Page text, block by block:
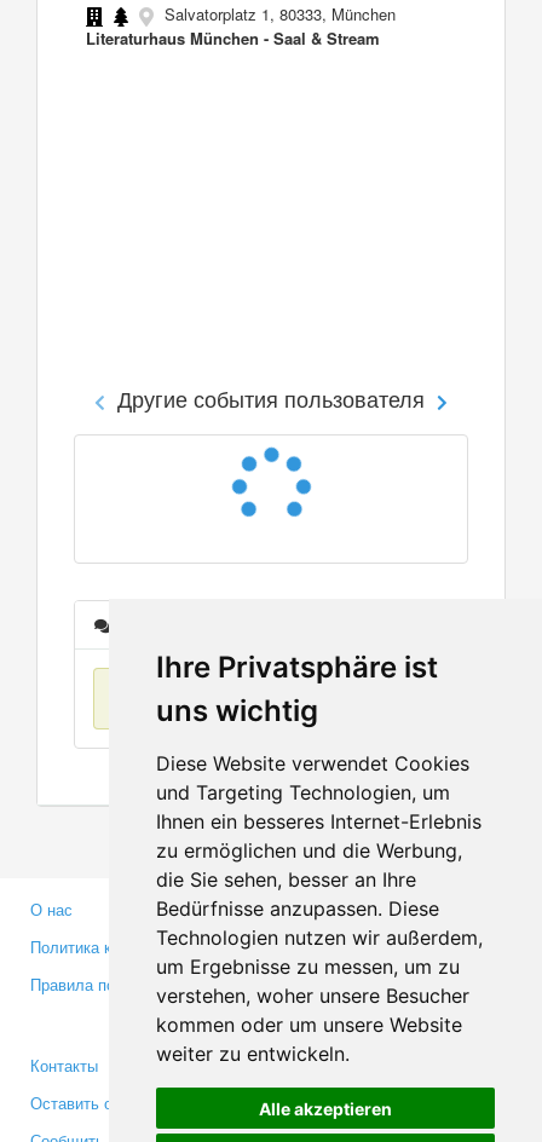
Ihre Privatsphäre ist
uns wichtig
Diese Website verwendet Cookies
und Targeting Technologien, um
Ihnen ein besseres Internet-Erlebnis
zu ermöglichen und die Werbung,
die Sie sehen, besser an Ihre
Bedürfnisse anzupassen. Diese
Technologien nutzen wir außerdem,
um Ergebnisse zu messen, um zu
verstehen, woher unsere Besucher
kommen oder um unsere Website
weiter zu entwickeln.
Alle akzeptieren
Salvatorplatz 1, 80333, München
Literaturhaus München - Saal & Stream
Другие события пользователя
О нас
Политика конфиденциальности
Правила пользования
Партнерам
Инвесторам
Медиа
Контакты
Оставить отзыв
Facebook
Twitter